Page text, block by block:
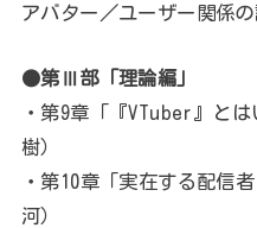
アバター／ユーザー関係
●第Ⅲ部「理論編」
・第9章「『VTuber』と
樹）
・第10章「実在する配信
河）